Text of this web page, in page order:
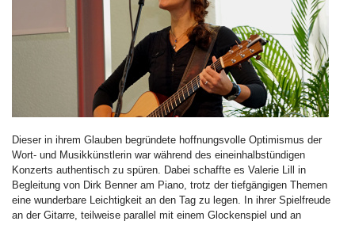
Dieser in ihrem Glauben begründete hoffnungsvolle Optimismus der
Wort- und Musikkünstlerin war während des eineinhalbstündigen
Konzerts authentisch zu spüren. Dabei schaffte es Valerie Lill in
Begleitung von Dirk Benner am Piano, trotz der tiefgängigen Themen
eine wunderbare Leichtigkeit an den Tag zu legen. In ihrer Spielfreude
an der Gitarre, teilweise parallel mit einem Glockenspiel und an